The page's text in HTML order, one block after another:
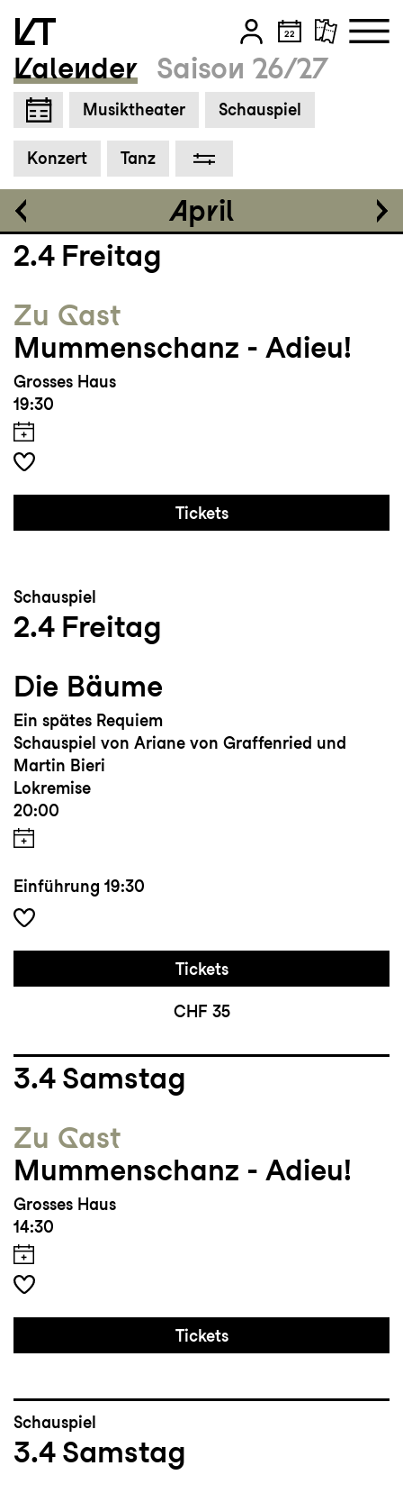
Zum Hauptinhalt springen
Zum Footer springen
Kalender Saison 26/27
Musiktheater Schauspiel
Konzert Tanz
April
Einführung 19:00
Tickets
CHF 25-70
2.4 Freitag
Zu Gast
Mummenschanz - Adieu!
Grosses Haus
19:30
Tickets
Schauspiel
2.4 Freitag
Die Bäume
Ein spätes Requiem
Schauspiel von Ariane von Graffenried und
Martin Bieri
Lokremise
20:00
Einführung 19:30
Tickets
CHF 35
3.4 Samstag
Zu Gast
Mummenschanz - Adieu!
Grosses Haus
14:30
Tickets
Schauspiel
3.4 Samstag